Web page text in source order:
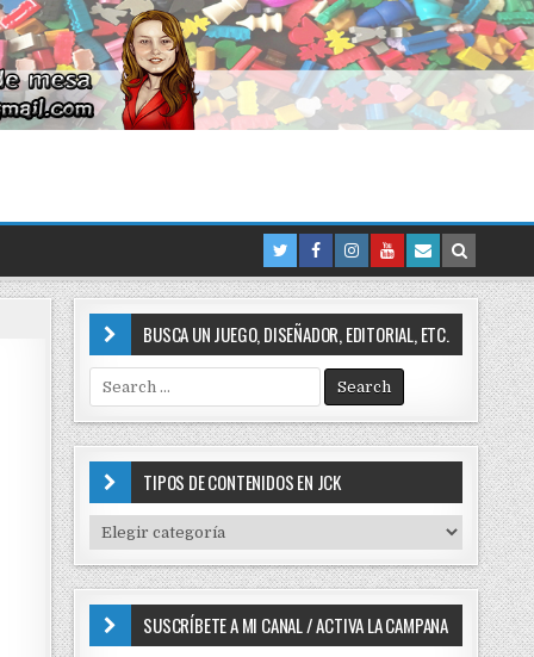
BUSCA UN JUEGO, DISEÑADOR, EDITORIAL, ETC.
e
a
r
o
r
:
TIPOS DE CONTENIDOS EN JCK
I
P
D
SUSCRÍBETE A MI CANAL / ACTIVA LA CAMPANA